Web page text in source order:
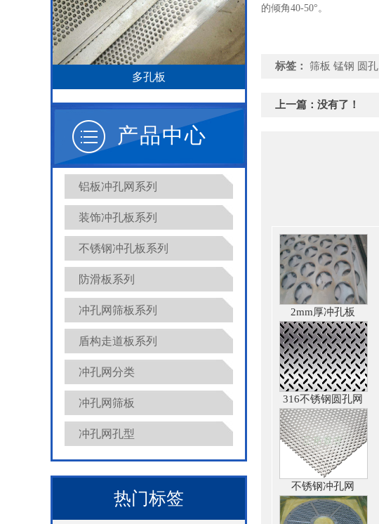
多孔板
产品中心
铝板冲孔网系列
装饰冲孔板系列
不锈钢冲孔板系列
防滑板系列
冲孔网筛板系列
盾构走道板系列
冲孔网分类
冲孔网筛板
冲孔网孔型
热门标签
的倾角40-50°。
标签： 筛板 锰钢 圆孔
上一篇：没有了！
2mm厚冲孔板
316不锈钢圆孔网
不锈钢冲孔网